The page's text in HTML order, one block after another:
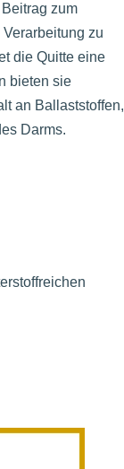
zum
zu
die Quitte eine
bieten sie
an Ballaststoffen,
Darms.